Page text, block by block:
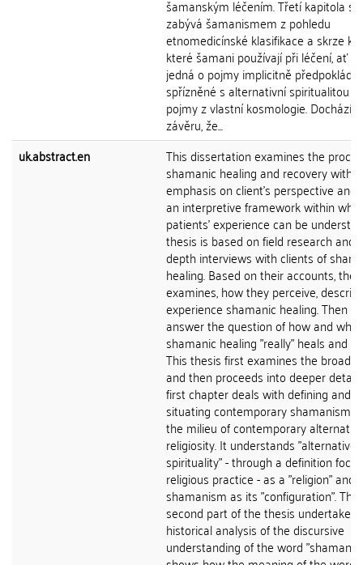
šamanským léčením. Třetí kapitola se
zabývá šamanismem z pohledu
etnomedicínské klasifikace a skrze
které šamani používají při léčení, ať
jedná o pojmy implicitně
spřízněné s alternativní spiritualitou
pojmy z vlastní kosmologie. Dochází k
závěru, že...
uk.abstract.en
This dissertation examines the
shamanic healing and recovery with
emphasis on client's perspective and
an interpretive framework within
patients' experience can be
thesis is based on field research and
depth interviews with clients of
healing. Based on their accounts, the
examines, how they perceive,
experience shamanic healing. Then
answer the question of how and what
shamanic healing "really" heals and
This thesis first examines the
and then proceeds into deeper detail.
first chapter deals with defining and
situating contemporary shamanism
the milieu of contemporary
religiosity. It understands "alternative
spirituality" - through a definition
religious practice - as a "religion" and
shamanism as its "configuration". The
second part of the thesis undertakes
historical analysis of the discursive
understanding of the word "shaman"